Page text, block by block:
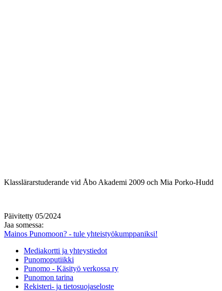
Klasslärarstuderande vid Åbo Akademi 2009 och Mia Porko-Hudd
Päivitetty 05/2024
Jaa somessa:
Mainos Punomoon? - tule yhteistyökumppaniksi!
Mediakortti ja yhteystiedot
Punomoputiikki
Punomo - Käsityö verkossa ry
Punomon tarina
Rekisteri- ja tietosuojaseloste